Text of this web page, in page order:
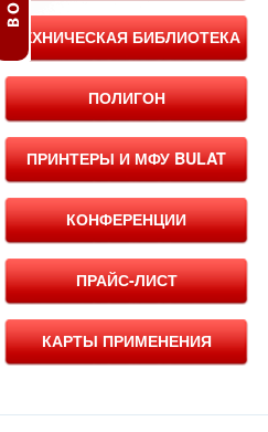
ТЕХНИЧЕСКАЯ БИБЛИОТЕКА
ПОЛИГОН
ПРИНТЕРЫ И МФУ BULAT
КОНФЕРЕНЦИИ
ПРАЙС-ЛИСТ
КАРТЫ ПРИМЕНЕНИЯ